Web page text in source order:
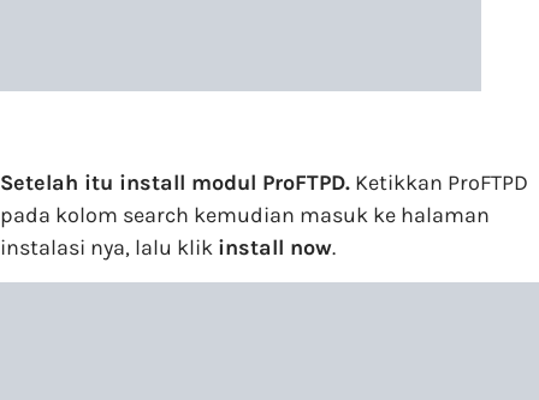
Setelah itu install modul ProFTPD. Ketikkan ProFTPD
pada kolom search kemudian masuk ke halaman
instalasi nya, lalu klik install now.